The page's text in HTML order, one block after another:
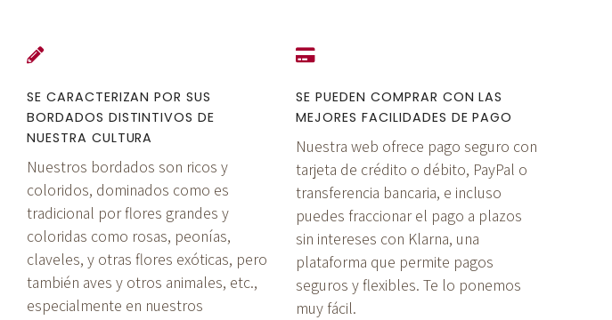
SE CARACTERIZAN POR SUS
BORDADOS DISTINTIVOS DE
NUESTRA CULTURA
Nuestros bordados son ricos y
coloridos, dominados como es
tradicional por flores grandes y
coloridas como rosas, peonías,
claveles, y otras flores exóticas, pero
también aves y otros animales, etc.,
especialmente en nuestros
SE PUEDEN COMPRAR CON LAS
MEJORES FACILIDADES DE PAGO
Nuestra web ofrece pago seguro con
tarjeta de crédito o débito, PayPal o
transferencia bancaria, e incluso
puedes fraccionar el pago a plazos
sin intereses con Klarna, una
plataforma que permite pagos
seguros y flexibles. Te lo ponemos
muy fácil.